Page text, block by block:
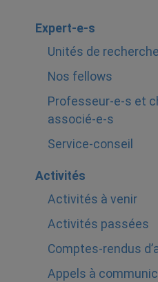
Expert-e-s
Unités de recherche
Nos fellows
Professeur-e-s et
associé-e-s
Service-conseil
Activités
Activités à venir
Activités passées
Comptes-rendus
Appels à